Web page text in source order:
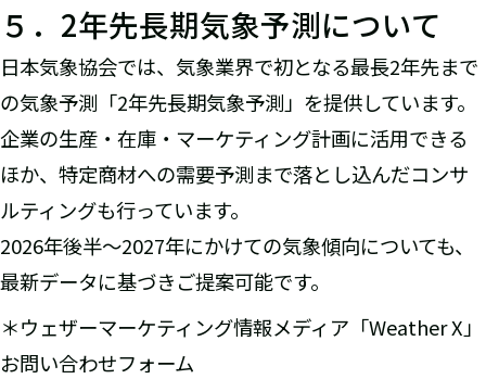
５．2年先長期気象予測について
日本気象協会では、気象業界で初となる最長2年先まで
の気象予測「2年先長期気象予測」を提供しています。
企業の生産・在庫・マーケティング計画に活用できる
ほか、特定商材への需要予測まで落とし込んだコンサ
ルティングも行っています。
2026年後半〜2027年にかけての気象傾向についても、
最新データに基づきご提案可能です。
＊ウェザーマーケティング情報メディア「Weather X」
お問い合わせフォーム